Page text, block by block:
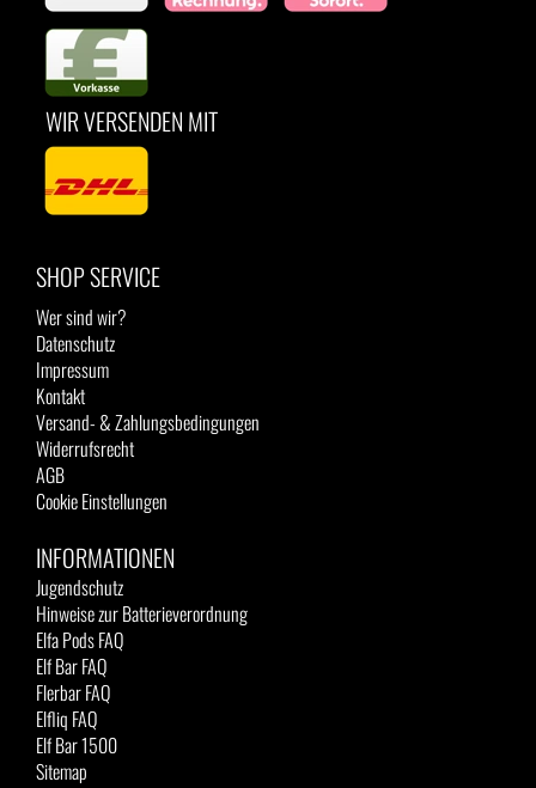
WIR VERSENDEN MIT
SHOP SERVICE
Wer sind wir?
Datenschutz
Impressum
Kontakt
Versand- & Zahlungsbedingungen
Widerrufsrecht
AGB
Cookie Einstellungen
INFORMATIONEN
Jugendschutz
Hinweise zur Batterieverordnung
Elfa Pods FAQ
Elf Bar FAQ
Flerbar FAQ
Elfliq FAQ
Elf Bar 1500
Sitemap